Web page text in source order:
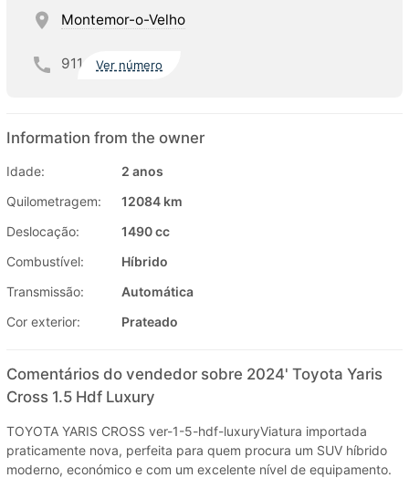
Montemor-o-Velho
911 Ver número
Information from the owner
Idade:
2 anos
Quilometragem:
12084 km
Deslocação:
1490 cc
Combustível:
Híbrido
Transmissão:
Automática
Cor exterior:
Prateado
Comentários do vendedor sobre 2024' Toyota Yaris
Cross 1.5 Hdf Luxury
TOYOTA YARIS CROSS ver-1-5-hdf-luxuryViatura importada
praticamente nova, perfeita para quem procura um SUV híbrido
moderno, económico e com um excelente nível de equipamento.